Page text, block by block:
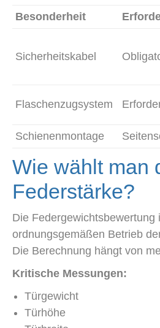
Besonderheit
Sicherheitskabel
Flaschenzugsystem
Schienenmontage
Wie wählt man
Federstärke?
Die Federgewichtsbewertung
ordnungsgemäßen Betrieb
Die Berechnung hängt von
Kritische Messungen:
Türgewicht
Türhöhe